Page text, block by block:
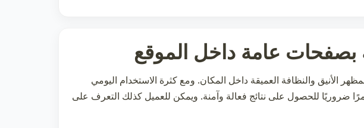
بصفحات عامة داخل الموقع
الأنيق والنظافة العميقة داخل المكان. ومع كثرة الاستخدام اليومي
ضروريًا للحصول على نتائج فعالة وآمنة. ويمكن للعميل كذلك التعرف على